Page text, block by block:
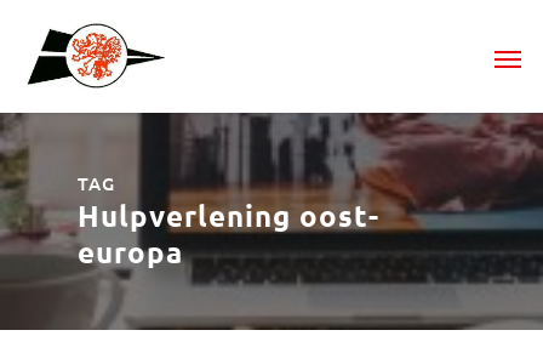
TAG
Hulpverlening oost-
europa